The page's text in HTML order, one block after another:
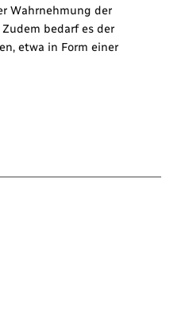
Wahrnehmung der
bedarf es der
etwa in Form einer